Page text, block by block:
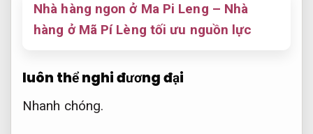
Nhà hàng ngon ở Ma Pi Leng – Nhà
hàng ở Mã Pí Lèng tối ưu nguồn lực
luôn thể nghi đương đại
Nhanh chóng.